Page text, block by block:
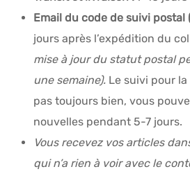
Email du code de suivi postal
jours après l’expédition du
mise à jour du statut postal
une semaine). Le suivi pour
pas toujours bien, vous
nouvelles pendant 5-7 jours.
Vous recevez vos articles
qui n’a rien à voir avec le